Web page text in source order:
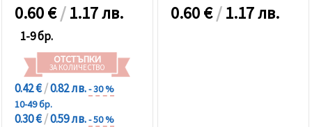
0.60€/1.17 лв.
1-9 бр.
ОТСТЪПКИ
ЗА КОЛИЧЕСТВО
0.42 €/0.82 лв.- 30 %
10-49 бр.
0.30 €/0.59 лв.- 50 %
0.60€/1.17 лв.